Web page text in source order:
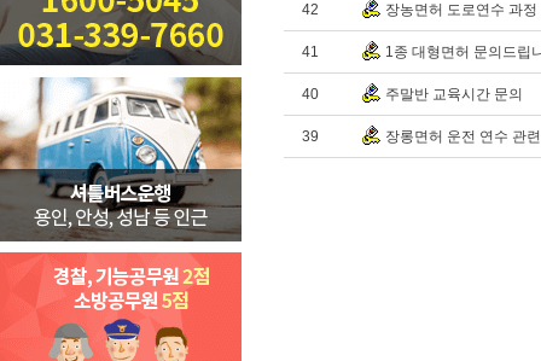
42 장농면허 도로연수 과
41 1종 대형면허 문의드립
40 주말반 교육시간 문의
39 장롱면허 운전 연수 관